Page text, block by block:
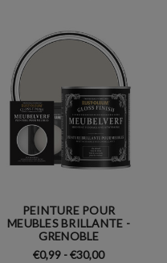
PEINTURE POUR
MEUBLES BRILLANTE -
GRENOBLE
€0,99 - €30,00